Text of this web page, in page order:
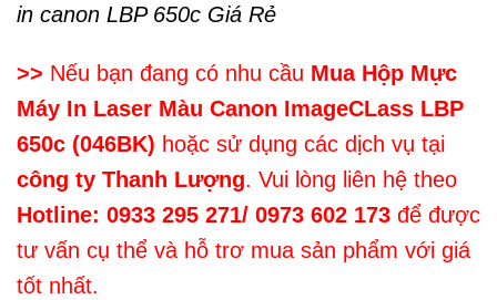
in canon LBP 650c Giá Rẻ
>> Nếu bạn đang có nhu cầu Mua Hộp Mực
Máy In Laser Màu Canon ImageCLass LBP
650c (046BK) hoặc sử dụng các dịch vụ tại
công ty Thanh Lượng. Vui lòng liên hệ theo
Hotline: 0933 295 271/ 0973 602 173 để được
tư vấn cụ thể và hỗ trơ mua sản phẩm với giá
tốt nhất.